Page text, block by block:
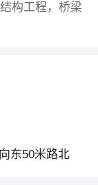
构工程，桥梁
东50米路北